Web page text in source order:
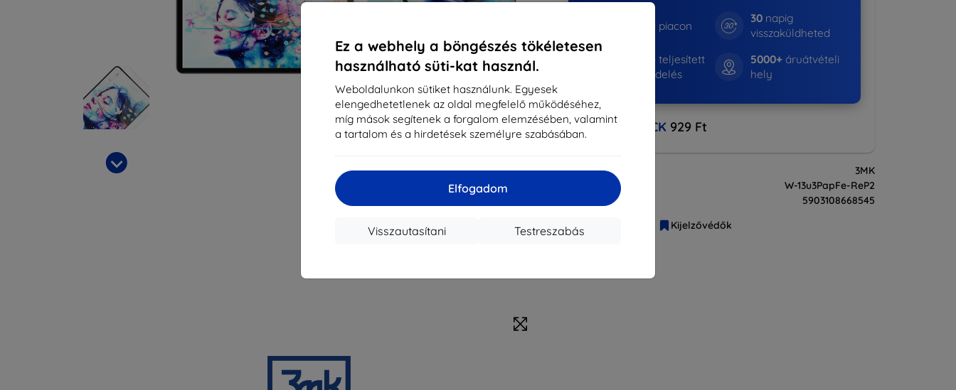
Ez a webhely a böngészés tökéletesen
használható süti-kat használ.
Weboldalunkon sütiket használunk. Egyesek
elengedhetetlenek az oldal megfelelő működéséhez,
míg mások segítenek a forgalom elemzésében, valamint
a tartalom és a hirdetések személyre szabásában.
Elfogadom
Testreszabás
Visszautasítani
éve a piacon
30napig
visszaküldheted
819643+teljesített
megrendelés
5000+áruátvételi
hely
CASHBACK 929 Ft
Márka
3MK
Gyártói cikkszám
W-13u3PapFe-ReP2
5903108668545
Kijelzővédő fóliák
Kijelzővédők